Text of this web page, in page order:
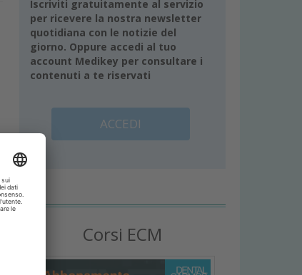
Iscriviti gratuitamente al servizio
per ricevere la nostra newsletter
quotidiana con le notizie del
giorno. Oppure accedi al tuo
account Medikey per consultare i
contenuti a te riservati
ACCEDI
Corsi ECM